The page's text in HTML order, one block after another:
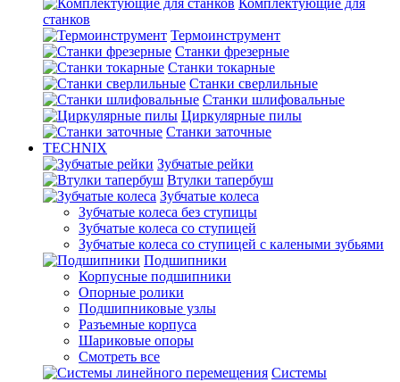
Комплектующие для
станков
Термоинструмент
Станки фрезерные
Станки токарные
Станки сверлильные
Станки шлифовальные
Циркулярные пилы
Станки заточные
TECHNIX
Зубчатые рейки
Втулки тапербуш
Зубчатые колеса
Зубчатые колеса без ступицы
Зубчатые колеса со ступицей
Зубчатые колеса со ступицей с калеными зубьями
Подшипники
Корпусные подшипники
Опорные ролики
Подшипниковые узлы
Разъемные корпуса
Шариковые опоры
Смотреть все
Системы